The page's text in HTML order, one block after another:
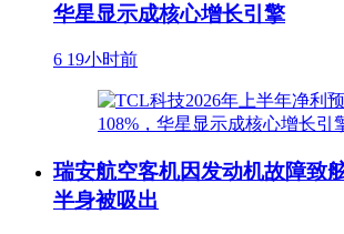
华星显示成核心增长引擎
6 19小时前
瑞安航空客机因发动机故障致
半身被吸出